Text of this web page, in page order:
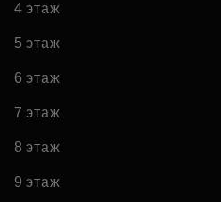
4 этаж
5 этаж
6 этаж
7 этаж
8 этаж
9 этаж